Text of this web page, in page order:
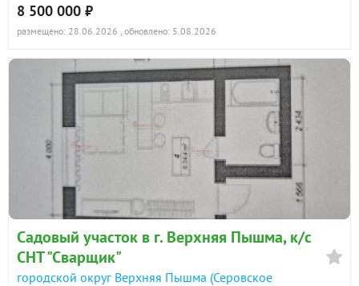
8 500 000 ₽
размещено: 28.06.2026 , обновлено: 5.08.2026
Садовый участок в г. Верхняя Пышма, к/с
СНТ "Сварщик"
городской округ Верхняя Пышма (Серовское